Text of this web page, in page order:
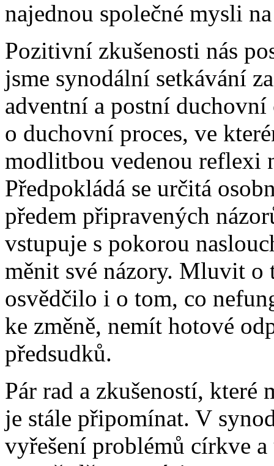
najednou společné mysli
Pozitivní zkušenosti nás
jsme synodální setkávání
adventní a postní
o duchovní proces, ve
modlitbou vedenou reflexi
Předpokládá se určitá
předem připravených
vstupuje s pokorou
měnit své názory. Mluvit
osvědčilo i o tom, co
ke změně, nemít hotové
předsudků.
Pár rad a zkušeností,
je stále připomínat. V
vyřešení problémů církve